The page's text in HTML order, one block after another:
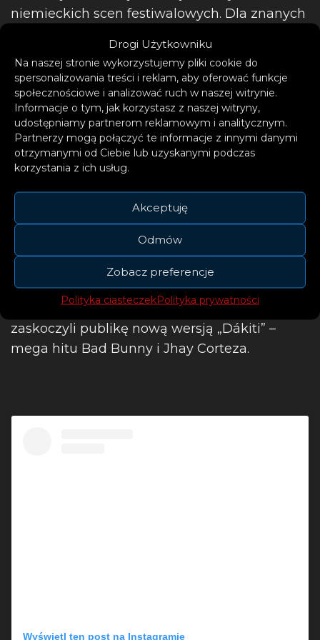
Drogi Użytkowniku
Na naszej stronie wykorzystujemy pliki cookie do
spersonalizowania treści i reklam, aby oferować funkcje
społecznościowe i analizować ruch w naszej witrynie.
Informacje o tym, jak korzystasz z naszej witryny,
udostępniamy partnerom reklamowym i analitycznym.
Partnerzy mogą połączyć te informacje z innymi danymi
otrzymanymi od Ciebie lub uzyskanymi podczas
korzystania z ich usług.
Akceptuję
Odmów
Zobacz preferencje
Polityka ciasteczekPolityka prywatności
niemieckich scen festiwalowych. Dla znanych
Bitches/Ostblockschlampen artystów
prawdopodobnie nie ma sceny, na której
jeszcze nie grali. W serwisach
streamingowych zdobyli do tej pory ponad 30
milionów streamów.
Z ponad 60 milionami streamów i remiksami
dla Dua Lipy, Wincenta Weissa i Gestört aber
Geil, duetMax + Johannszybko zdobył
uznanie na scenie tanecznej. W tym roku
zaskoczyli publikę nową wersją „Dákiti” –
mega hitu Bad Bunny i Jhay Corteza.
Wyświetl ten post na Instagramie